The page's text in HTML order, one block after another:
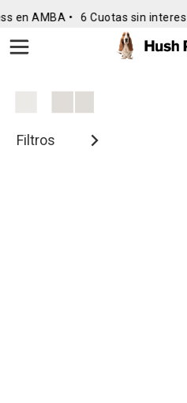
en AMBA • 6 Cuotas sin
Filtros